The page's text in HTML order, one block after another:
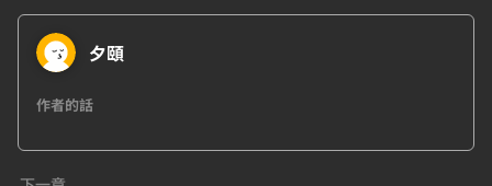
夕頤
作者的話